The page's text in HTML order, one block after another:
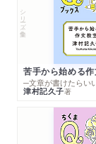
シリーズ・全集
苦手から始める
─文章が書けたらい
津村記久子著